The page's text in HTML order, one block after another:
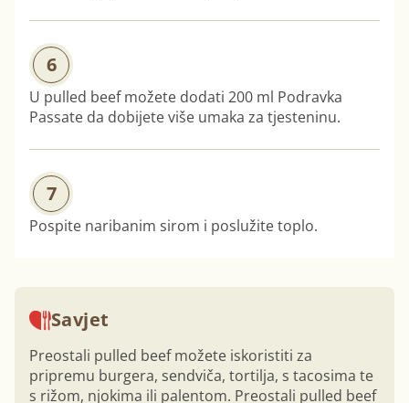
6
U pulled beef možete dodati 200 ml Podravka
Passate da dobijete više umaka za tjesteninu.
7
Pospite naribanim sirom i poslužite toplo.
Savjet
Preostali pulled beef možete iskoristiti za
pripremu burgera, sendviča, tortilja, s tacosima te
s rižom, njokima ili palentom. Preostali pulled beef